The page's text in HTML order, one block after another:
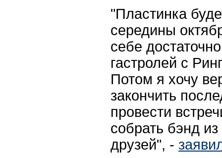
"Пластинка
середины
себе
гастролей с
Потом я хочу
закончить
провести
собрать бэнд
друзей", -